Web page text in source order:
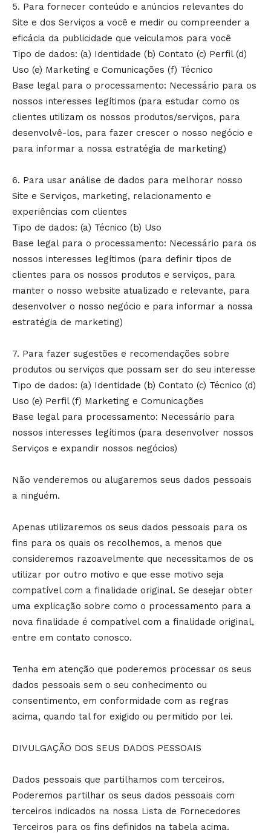
5. Para fornecer conteúdo e anúncios relevantes do
Site e dos Serviços a você e medir ou compreender a
eficácia da publicidade que veiculamos para você
Tipo de dados: (a) Identidade (b) Contato (c) Perfil (d)
Uso (e) Marketing e Comunicações (f) Técnico
Base legal para o processamento: Necessário para os
nossos interesses legítimos (para estudar como os
clientes utilizam os nossos produtos/serviços, para
desenvolvê-los, para fazer crescer o nosso negócio e
para informar a nossa estratégia de marketing)
6. Para usar análise de dados para melhorar nosso
Site e Serviços, marketing, relacionamento e
experiências com clientes
Tipo de dados: (a) Técnico (b) Uso
Base legal para o processamento: Necessário para os
nossos interesses legítimos (para definir tipos de
clientes para os nossos produtos e serviços, para
manter o nosso website atualizado e relevante, para
desenvolver o nosso negócio e para informar a nossa
estratégia de marketing)
7. Para fazer sugestões e recomendações sobre
produtos ou serviços que possam ser do seu interesse
Tipo de dados: (a) Identidade (b) Contato (c) Técnico (d)
Uso (e) Perfil (f) Marketing e Comunicações
Base legal para processamento: Necessário para
nossos interesses legítimos (para desenvolver nossos
Serviços e expandir nossos negócios)
Não venderemos ou alugaremos seus dados pessoais
a ninguém.
Apenas utilizaremos os seus dados pessoais para os
fins para os quais os recolhemos, a menos que
consideremos razoavelmente que necessitamos de os
utilizar por outro motivo e que esse motivo seja
compatível com a finalidade original. Se desejar obter
uma explicação sobre como o processamento para a
nova finalidade é compatível com a finalidade original,
entre em contato conosco.
Tenha em atenção que poderemos processar os seus
dados pessoais sem o seu conhecimento ou
consentimento, em conformidade com as regras
acima, quando tal for exigido ou permitido por lei.
DIVULGAÇÃO DOS SEUS DADOS PESSOAIS
Dados pessoais que partilhamos com terceiros.
Poderemos partilhar os seus dados pessoais com
terceiros indicados na nossa Lista de Fornecedores
Terceiros para os fins definidos na tabela acima.